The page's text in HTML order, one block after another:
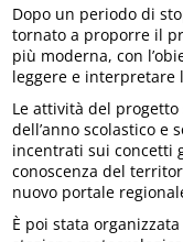
Dopo un periodo di
tornato a proporre il
più moderna, con
leggere e interpretare
Le attività del
dell’anno scolastico e
incentrati sui concetti
conoscenza del
nuovo portale
È poi stata